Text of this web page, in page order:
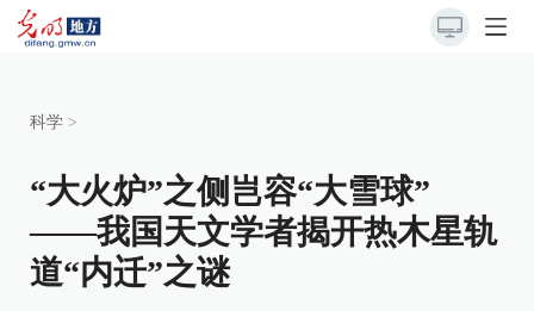
科学 >
“大火炉”之侧岂容“大雪球”
——我国天文学者揭开热木星轨
道“内迁”之谜